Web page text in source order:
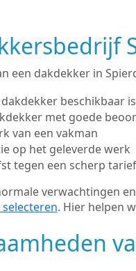
een dakdekker in
beschikbaar is
met goede
van een vakman
op het geleverde werk
tegen een scherp tarief
verwachtingen
. Hier helpen